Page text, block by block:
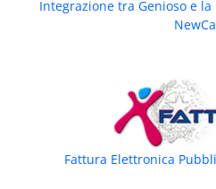
Integrazione tra Genioso e
Fattura Elettronica